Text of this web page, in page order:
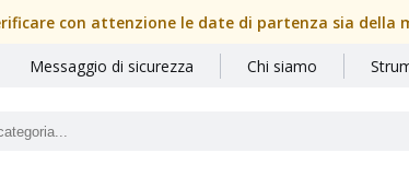
con attenzione le date di partenza sia
Messaggio di sicurezza Chi siamo